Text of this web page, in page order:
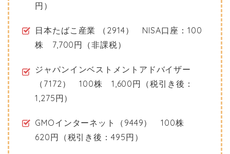
円）
日本たばこ産業 （2914） NISA口座：100
株 7,700円（非課税）
ジャパンインベストメントアドバイザー
（7172） 100株 1,600円（税引き後：
1,275円）
GMOインターネット（9449） 100株
620円（税引き後：495円）